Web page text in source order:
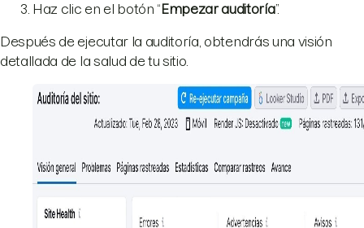
Haz clic en el botón “Empezar auditoría”.
Después de ejecutar la auditoría, obtendrás una visión
detallada de la salud de tu sitio.